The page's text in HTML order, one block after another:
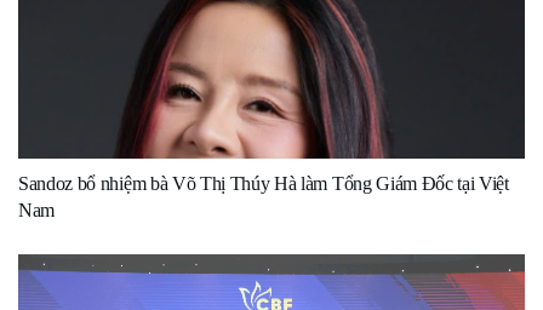
Sandoz bổ nhiệm bà Võ Thị Thúy Hà làm Tổng Giám Đốc tại Việt
Nam